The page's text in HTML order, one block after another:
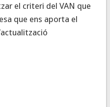
el criteri del VAN que
que ens aporta el